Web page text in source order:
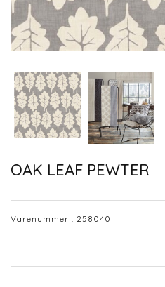
OAK LEAF PEWTER
Varenummer : 258040